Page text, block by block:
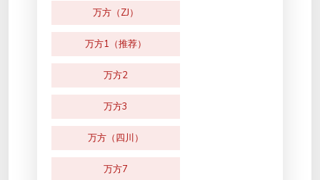
万方（ZJ）
万方1（推荐）
万方2
万方3
万方（四川）
万方7